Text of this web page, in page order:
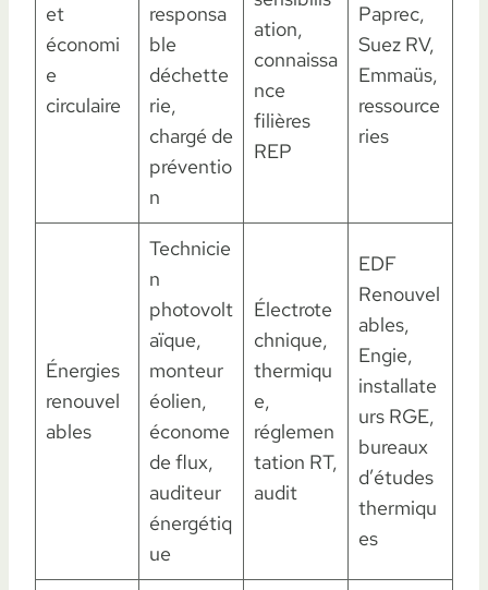
et
économi
e
circulaire
responsa
ble
déchette
rie,
chargé de
préventio
n
ation,
connaissa
nce
filières
REP
Paprec,
Suez RV,
Emmaüs,
ressource
ries
Énergies
renouvel
ables
Technicie
n
photovolt
aïque,
monteur
éolien,
économe
de flux,
auditeur
énergétiq
ue
Électrote
chnique,
thermiqu
e,
réglemen
tation RT,
audit
EDF
Renouvel
ables,
Engie,
installate
urs RGE,
bureaux
d’études
thermiqu
es